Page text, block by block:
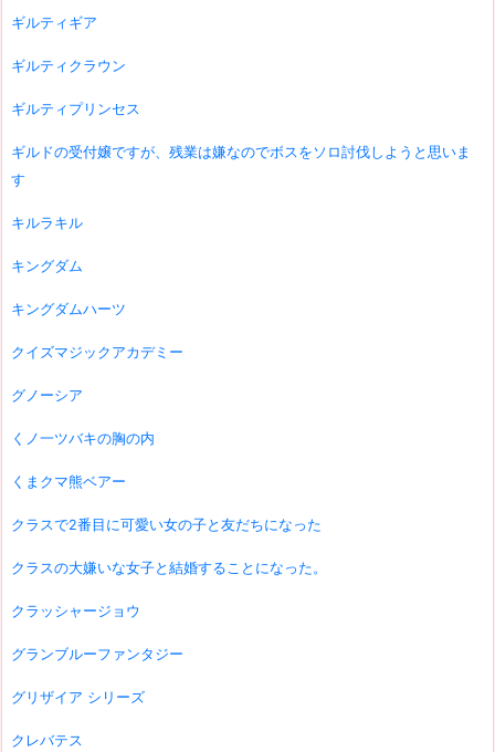
ギルティギア
ギルティクラウン
ギルティプリンセス
ギルドの受付嬢ですが、残業は嫌なのでボスをソロ討伐しようと思いま
す
キルラキル
キングダム
キングダムハーツ
クイズマジックアカデミー
グノーシア
くノ一ツバキの胸の内
くまクマ熊ベアー
クラスで2番目に可愛い女の子と友だちになった
クラスの大嫌いな女子と結婚することになった。
クラッシャージョウ
グランブルーファンタジー
グリザイア シリーズ
クレバテス